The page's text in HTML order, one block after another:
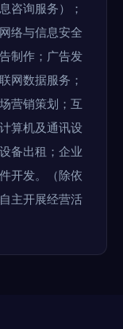
咨询服务）；
络与信息安全
制作；广告发
网数据服务；
营销策划；互
算机及通讯设
备出租；企业
开发。（除依
主开展经营活